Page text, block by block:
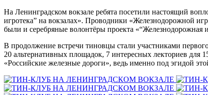
На Ленинградском вокзале ребята посетили настоящий
игротека” на вокзалах». Проводники «Железнодорожной
были и серебряные волонтёры проекта «“Железнодорожная
В продолжение встречи тиновцы стали участниками
20 альтернативных площадок, 7 интересных лекториев
«Российские железные дороги», ведь именно под эгидой